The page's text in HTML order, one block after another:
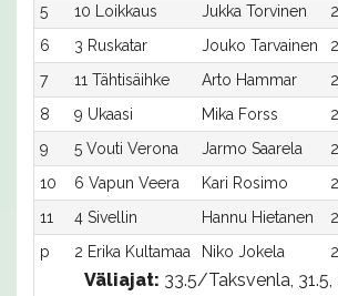
5
10 Loikkaus Jukka Torvinen
6
3 Ruskatar Jouko Tarvainen
7
11 Tähtisäihke Arto Hammar
8
9 Ukaasi Mika Forss
9
5 Vouti Verona Jarmo Saarela
10
6 Vapun Veera Kari Rosimo
11
4 Sivellin Hannu Hietanen
p
2 Erika Kultamaa Niko Jokela
Väliajat: 33.5/Taksvenla, 31.5,